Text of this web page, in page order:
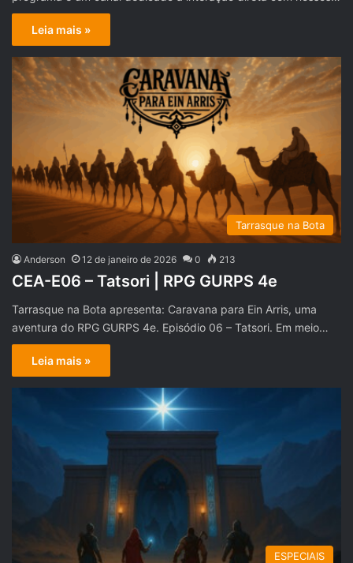
Leia mais »
Tarrasque na Bota
Anderson 12 de janeiro de 2026 0 213
CEA-E06 – Tatsori | RPG GURPS 4e
Tarrasque na Bota apresenta: Caravana para Ein Arris, uma
aventura do RPG GURPS 4e. Episódio 06 – Tatsori. Em meio…
Leia mais »
ESPECIAIS